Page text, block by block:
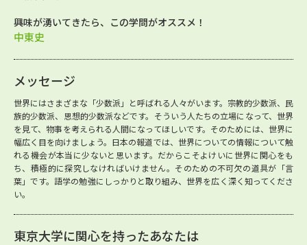
興味が湧いてきたら、この学問がオススメ！
中東史
メッセージ
世界にはさまざまな「少数派」と呼ばれる人々がいます。宗教的少数派、民
族的少数派、思想的少数派などです。そういう人たちの立場になって、世界
を見て、物事を考えられる人間になってほしいです。そのためには、世界に
幅広く目を向けましょう。日本の報道では、世界についての情報について触
れる機会が本当に少ないと思います。だからこそよけいに世界に関心をも
ち、積極的に探究しなければいけません。そのための不可欠の道具が「言
葉」です。語学の勉強にしっかりと取り組み、世界を広く深く知ってくださ
い。
東京大学に関心を持ったあなたは